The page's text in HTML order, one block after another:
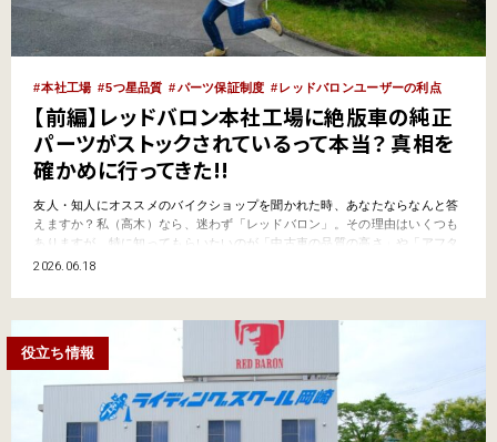
本社工場 5つ星品質 パーツ保証制度 レッドバロンユーザーの利点
【前編】レッドバロン本社工場に絶版車の純正
パーツがストックされているって本当？ 真相を
確かめに行ってきた!!
友人・知人にオススメのバイクショップを聞かれた時、あなたならなんと答
えますか？私（高木）なら、迷わず「レッドバロン」。その理由はいくつも
ありますが、特に知ってもらいたいのが「中古車の品質の高さ」や「アフタ
ーサービスの手厚さ」です。今回の記事では、そんな品質の高さを支えてい
をストックしているって本当？本社工場ではどんな作業が行われて…
2026.06.18
役立ち情報